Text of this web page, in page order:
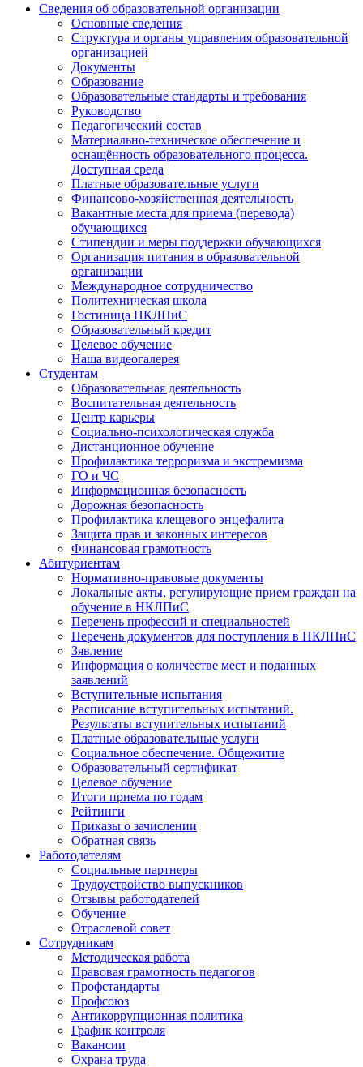
Сведения об образовательной организации
Основные сведения
Структура и органы управления образовательной
организацией
Документы
Образование
Образовательные стандарты и требования
Руководство
Педагогический состав
Материально-техническое обеспечение и
оснащённость образовательного процесса.
Доступная среда
Платные образовательные услуги
Финансово-хозяйственная деятельность
Вакантные места для приема (перевода)
обучающихся
Стипендии и меры поддержки обучающихся
Организация питания в образовательной
организации
Международное сотрудничество
Политехническая школа
Гостиница НКЛПиС
Образовательный кредит
Целевое обучение
Наша видеогалерея
Студентам
Образовательная деятельность
Воспитательная деятельность
Центр карьеры
Социально-психологическая служба
Дистанционное обучение
Профилактика терроризма и экстремизма
ГО и ЧС
Информационная безопасность
Дорожная безопасность
Профилактика клещевого энцефалита
Защита прав и законных интересов
Финансовая грамотность
Абитуриентам
Нормативно-правовые документы
Локальные акты, регулирующие прием граждан на
обучение в НКЛПиС
Перечень профессий и специальностей
Перечень документов для поступления в НКЛПиС
Зявление
Информация о количестве мест и поданных
заявлений
Вступительные испытания
Расписание вступительных испытаний.
Результаты вступительных испытаний
Платные образовательные услуги
Социальное обеспечение. Общежитие
Образовательный сертификат
Целевое обучение
Итоги приема по годам
Рейтинги
Приказы о зачислении
Обратная связь
Работодателям
Социальные партнеры
Трудоустройство выпускников
Отзывы работодателей
Обучение
Отраслевой совет
Сотрудникам
Методическая работа
Правовая грамотность педагогов
Профстандарты
Профсоюз
Антикоррупционная политика
График контроля
Вакансии
Охрана труда